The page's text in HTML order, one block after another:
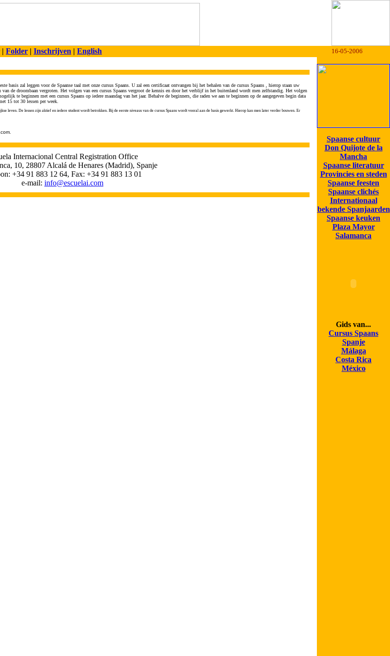
| Folder | Inschrijven | English 16-05-2006
basis zal leggen voor de Spaanse taal met onze cursus Spaans. U zal een certificaat ontvangen bij het behalen van de cursus Spaans , hierop staan uw
de droombaan vergroten. Het volgen van een cursus Spaans vergroot de kennis en door het verblijf in het buitenland wordt men zelfstandig. Het volgen
te beginnen met een cursus Spaans op iedere maandag van het jaar. Behalve de beginners, die raden we aan te beginnen op de aangegeven begin data
15 tot 30 lessen per week.
leven. De lessen zijn aktief en iedere student wordt betrokken. Bij de eerste niveaus van de cursus Spaans wordt vooral aan de basis gewerkt. Hierop kan men later verder bouwen. Er
.
Internacional Central Registration Office
10, 28807 Alcalá de Henares (Madrid), Spanje
+34 91 883 12 64, Fax: +34 91 883 13 01
e-mail: info@escuelai.com
Spaanse cultuur
Don Quijote de la
Mancha
Spaanse literatuur
Provincies en steden
Spaanse feesten
Spaanse clichés
Internationaal
bekende Spanjaarden
Spaanse keuken
Plaza Mayor
Salamanca
Gids van...
Cursus Spaans
Spanje
Málaga
Costa Rica
México